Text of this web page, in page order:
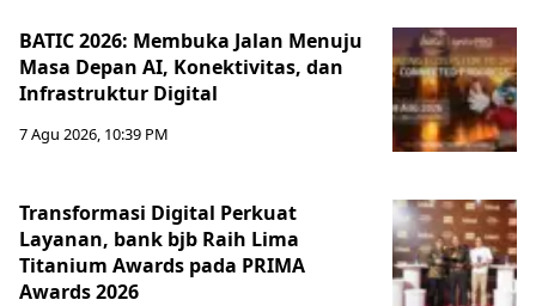
BATIC 2026: Membuka Jalan Menuju
Masa Depan AI, Konektivitas, dan
Infrastruktur Digital
7 Agu 2026, 10:39 PM
Transformasi Digital Perkuat
Layanan, bank bjb Raih Lima
Titanium Awards pada PRIMA
Awards 2026